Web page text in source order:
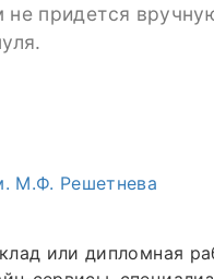
придется
М.Ф. Решетнева
или дипломная